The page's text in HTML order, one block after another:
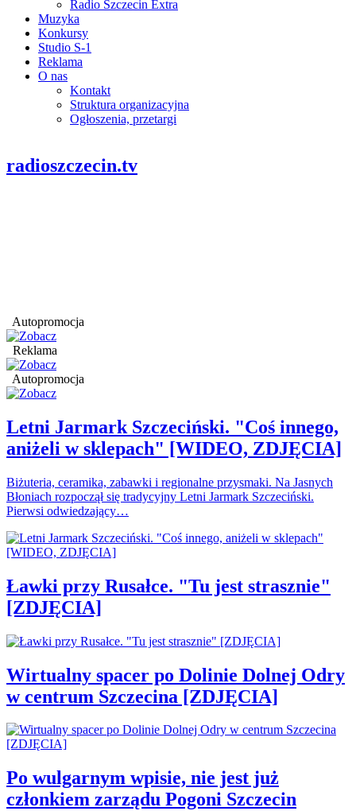
Radio Szczecin Extra
Muzyka
Konkursy
Studio S-1
Reklama
O nas
Kontakt
Struktura organizacyjna
Ogłoszenia, przetargi
radioszczecin.tv
Autopromocja
Reklama
Autopromocja
Letni Jarmark Szczeciński. "Coś innego,
aniżeli w sklepach" [WIDEO, ZDJĘCIA]
Biżuteria, ceramika, zabawki i regionalne przysmaki. Na Jasnych
Błoniach rozpoczął się tradycyjny Letni Jarmark Szczeciński.
Pierwsi odwiedzający…
Ławki przy Rusałce. "Tu jest strasznie"
[ZDJĘCIA]
Wirtualny spacer po Dolinie Dolnej Odry
w centrum Szczecina [ZDJĘCIA]
Po wulgarnym wpisie, nie jest już
członkiem zarządu Pogoni Szczecin